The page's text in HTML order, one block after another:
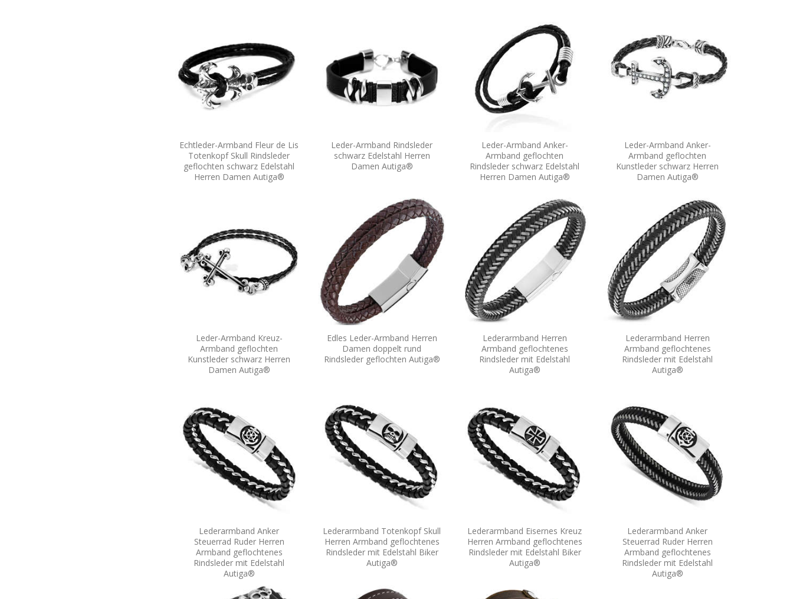
Echtleder-Armband Fleur de Lis
Totenkopf Skull Rindsleder
geflochten schwarz Edelstahl
Herren Damen Autiga®
Leder-Armband Rindsleder
schwarz Edelstahl Herren
Damen Autiga®
Leder-Armband Anker-
Armband geflochten
Rindsleder schwarz Edelstahl
Herren Damen Autiga®
Leder-Armband Anker-
Armband geflochten
Kunstleder schwarz Herren
Damen Autiga®
Leder-Armband Kreuz-
Armband geflochten
Kunstleder schwarz Herren
Damen Autiga®
Edles Leder-Armband Herren
Damen doppelt rund
Rindsleder geflochten Autiga®
Lederarmband Herren
Armband geflochtenes
Rindsleder mit Edelstahl
Autiga®
Lederarmband Herren
Armband geflochtenes
Rindsleder mit Edelstahl
Autiga®
Lederarmband Anker
Steuerrad Ruder Herren
Armband geflochtenes
Rindsleder mit Edelstahl
Autiga®
Lederarmband Totenkopf Skull
Herren Armband geflochtenes
Rindsleder mit Edelstahl Biker
Autiga®
Lederarmband Eisernes Kreuz
Herren Armband geflochtenes
Rindsleder mit Edelstahl Biker
Autiga®
Lederarmband Anker
Steuerrad Ruder Herren
Armband geflochtenes
Rindsleder mit Edelstahl
Autiga®